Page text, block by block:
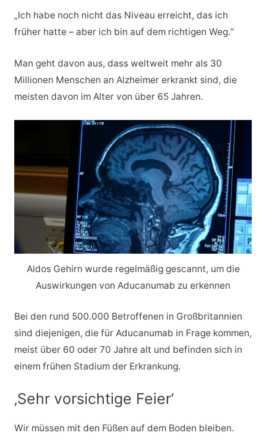
„Ich habe noch nicht das Niveau erreicht, das ich
früher hatte – aber ich bin auf dem richtigen Weg.“
Man geht davon aus, dass weltweit mehr als 30
Millionen Menschen an Alzheimer erkrankt sind, die
meisten davon im Alter von über 65 Jahren.
Aldos Gehirn wurde regelmäßig gescannt, um die
Auswirkungen von Aducanumab zu erkennen
Bei den rund 500.000 Betroffenen in Großbritannien
sind diejenigen, die für Aducanumab in Frage kommen,
meist über 60 oder 70 Jahre alt und befinden sich in
einem frühen Stadium der Erkrankung.
‚Sehr vorsichtige Feier‘
Wir müssen mit den Füßen auf dem Boden bleiben.